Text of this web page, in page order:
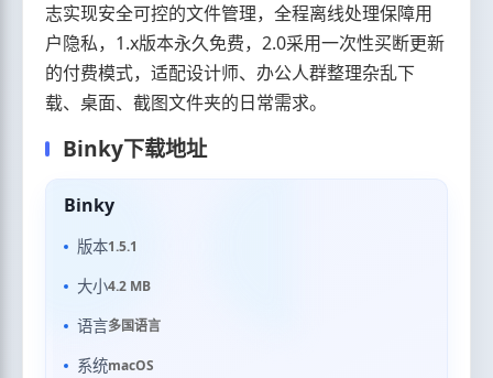
志实现安全可控的文件管理，全程离线处理保障用
户隐私，1.x版本永久免费，2.0采用一次性买断更新
的付费模式，适配设计师、办公人群整理杂乱下
载、桌面、截图文件夹的日常需求。
Binky下载地址
Binky
版本1.5.1
大小4.2 MB
语言多国语言
系统macOS